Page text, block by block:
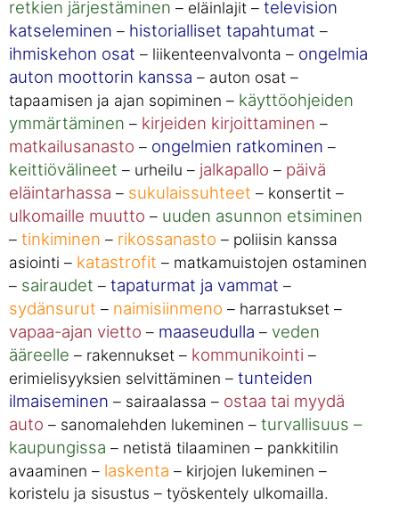
retkien järjestäminen – eläinlajit – television
katseleminen – historialliset tapahtumat –
ihmiskehon osat – liikenteenvalvonta – ongelmia
auton moottorin kanssa – auton osat –
tapaamisen ja ajan sopiminen – käyttöohjeiden
ymmärtäminen – kirjeiden kirjoittaminen –
matkailusanasto – ongelmien ratkominen –
keittiövälineet – urheilu – jalkapallo – päivä
eläintarhassa – sukulaissuhteet – konsertit –
ulkomaille muutto – uuden asunnon etsiminen
– tinkiminen – rikossanasto – poliisin kanssa
asiointi – katastrofit – matkamuistojen ostaminen
– sairaudet – tapaturmat ja vammat –
sydänsurut – naimisiinmeno – harrastukset –
vapaa-ajan vietto – maaseudulla – veden
ääreelle – rakennukset – kommunikointi –
erimielisyyksien selvittäminen – tunteiden
ilmaiseminen – sairaalassa – ostaa tai myydä
auto – sanomalehden lukeminen – turvallisuus –
kaupungissa – netistä tilaaminen – pankkitilin
avaaminen – laskenta – kirjojen lukeminen –
koristelu ja sisustus – työskentely ulkomailla.